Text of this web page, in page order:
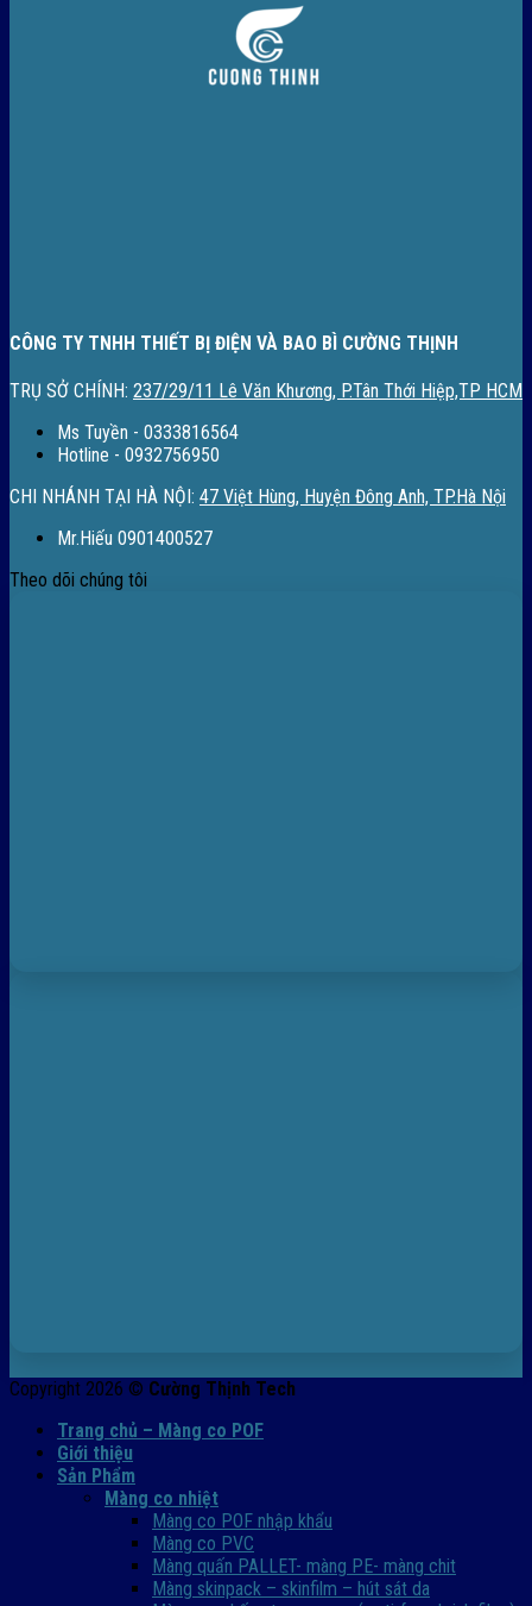
CÔNG TY TNHH THIẾT BỊ ĐIỆN VÀ BAO BÌ CƯỜNG THỊNH
TRỤ SỞ CHÍNH: 237/29/11 Lê Văn Khương, P.Tân Thới Hiệp,TP HCM
Ms Tuyền - 0333816564
Hotline - 0932756950
CHI NHÁNH TẠI HÀ NỘI: 47 Việt Hùng, Huyện Đông Anh, TP.Hà Nội
Mr.Hiếu 0901400527
Theo dõi chúng tôi
Copyright 2026 © Cường Thịnh Tech
Trang chủ – Màng co POF
Giới thiệu
Sản Phẩm
Màng co nhiệt
Màng co POF nhập khẩu
Màng co PVC
Màng quấn PALLET- màng PE- màng chit
Màng skinpack – skinfilm – hút sát da